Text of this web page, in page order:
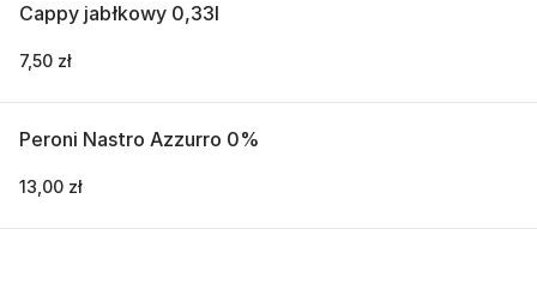
Cappy jabłkowy 0,33l
7,50 zł
Peroni Nastro Azzurro 0%
13,00 zł